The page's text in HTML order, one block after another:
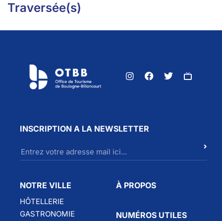
Traversée(s)
INSCRIPTION A LA NEWSLETTER
NOTRE VILLE
HÔTELLERIE
GASTRONOMIE
À PROPOS
NUMÉROS UTILES